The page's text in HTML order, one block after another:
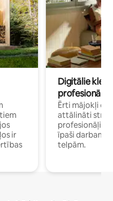
ir
Digitālie
profesionāļi
Ērti mājokļi
attālināti
īpaši darbam
telpām.